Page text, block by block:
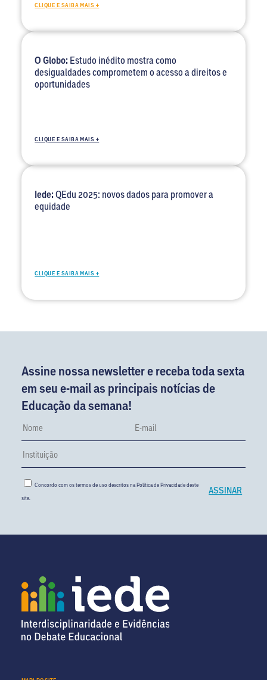
CLIQUE E SAIBA MAIS +
O Globo:Estudo inédito mostra como
desigualdades comprometem o acesso a direitos e
oportunidades
CLIQUE E SAIBA MAIS +
Iede:QEdu 2025: novos dados para promover a
equidade
CLIQUE E SAIBA MAIS +
Assine nossa newsletter e receba toda sexta
em seu e-mail as principais notícias de
Educação da semana!
Concordo com os termos de uso descritos naPolítica de Privacidadedeste
site.